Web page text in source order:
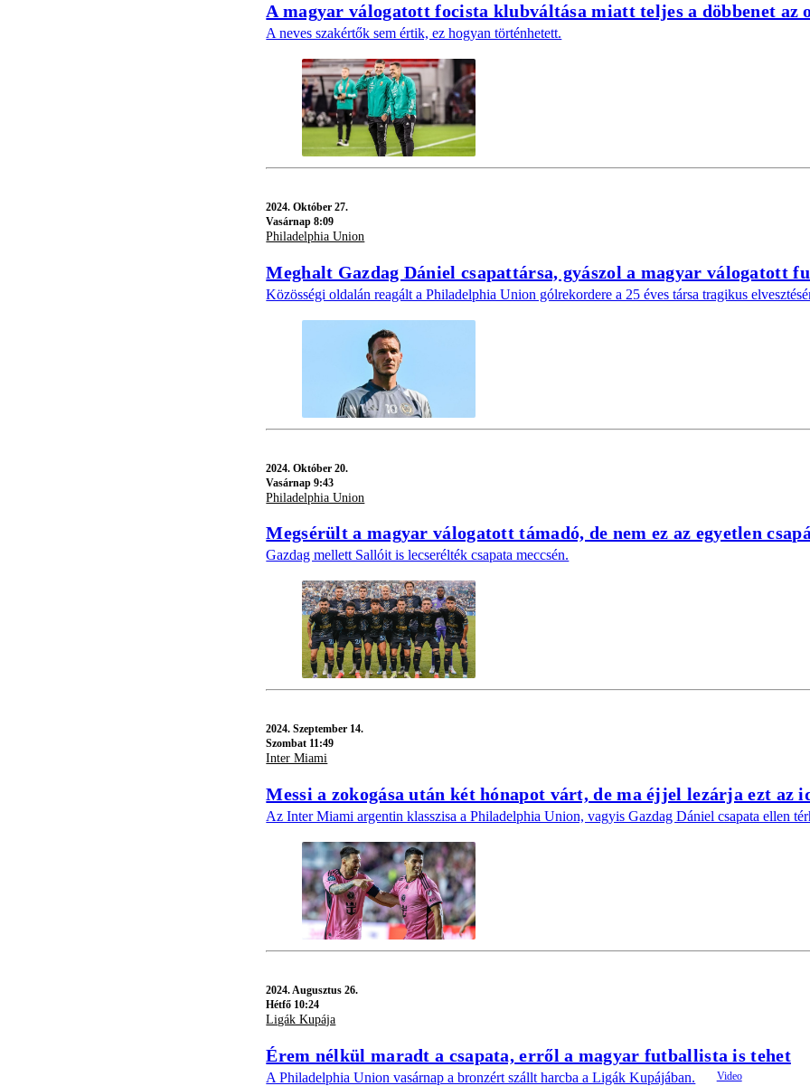
A magyar válogatott focista klubváltása miatt teljes a döbbenet az
A neves szakértők sem értik, ez hogyan történhetett.
2024.Október 27.
Vasárnap 8:09
Philadelphia Union
Meghalt Gazdag Dániel csapattársa, gyászol a magyar válogatott
Közösségi oldalán reagált a Philadelphia Union gólrekordere a 25 éves társa tragikus
2024.Október 20.
Vasárnap 9:43
Philadelphia Union
Megsérült a magyar válogatott támadó, de nem ez az egyetlen
Gazdag mellett Sallóit is lecserélték csapata meccsén.
2024.Szeptember 14.
Szombat 11:49
Inter Miami
Messi a zokogása után két hónapot várt, de ma éjjel lezárja ezt az
Az Inter Miami argentin klasszisa a Philadelphia Union, vagyis Gazdag Dániel csapata ellen
2024.Augusztus 26.
Hétfő 10:24
Ligák Kupája
Érem nélkül maradt a csapata, erről a magyar futballista is tehet
A Philadelphia Union vasárnap a bronzért szállt harcba a Ligák Kupájában.